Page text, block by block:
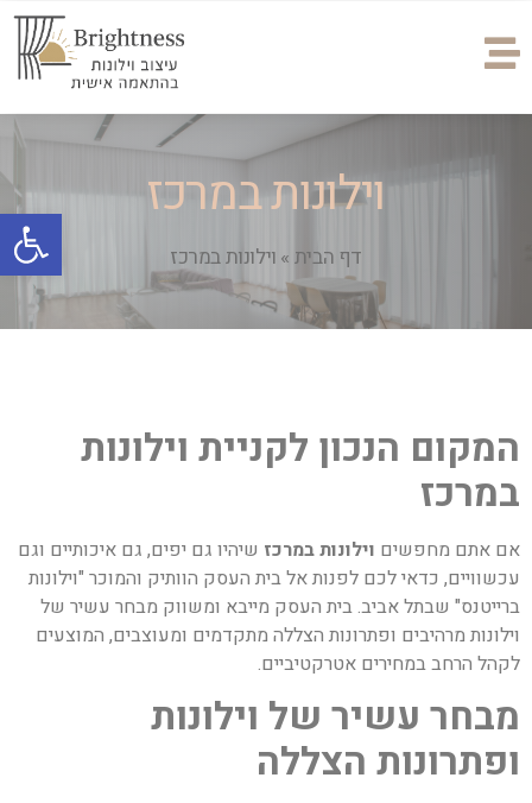
וילונות במרכז
דף הבית » וילונות במרכז
המקום הנכון לקניית וילונות
במרכז
אם אתם מחפשים וילונות במרכז שיהיו גם יפים, גם איכותיים וגם
עכשוויים, כדאי לכם לפנות אל בית העסק הוותיק והמוכר "וילונות
ברייטנס" שבתל אביב. בית העסק מייבא ומשווק מבחר עשיר של
וילונות מרהיבים ופתרונות הצללה מתקדמים ומעוצבים, המוצעים
לקהל הרחב במחירים אטרקטיביים.
מבחר עשיר של וילונות
ופתרונות הצללה